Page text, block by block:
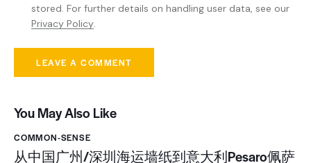
stored. For further details on handling user data, see our
Privacy Policy
You May Also Like
COMMON-SENSE
从中国广州/深圳海运墙纸到意大利Pesaro佩萨